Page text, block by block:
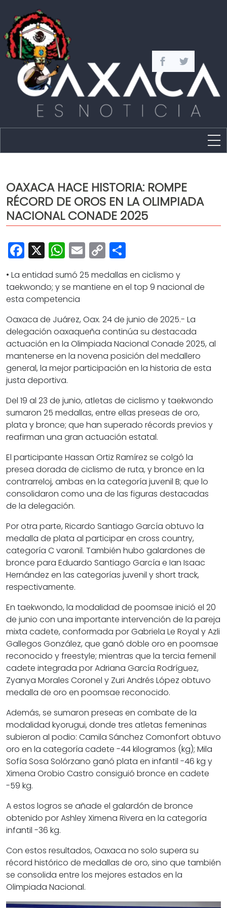
Capital
Policíaca
Cultura
Deportes
Opinión
OAXACA HACE HISTORIA: ROMPE
RÉCORD DE OROS EN LA OLIMPIADA
NACIONAL CONADE 2025
Facebook
X WhatsApp
Email
Copy
Link
• La entidad sumó 25 medallas en ciclismo y
taekwondo; y se mantiene en el top 9 nacional de
esta competencia
Oaxaca de Juárez, Oax. 24 de junio de 2025.- La
delegación oaxaqueña continúa su destacada
actuación en la Olimpiada Nacional Conade 2025, al
mantenerse en la novena posición del medallero
general, la mejor participación en la historia de esta
justa deportiva.
Del 19 al 23 de junio, atletas de ciclismo y taekwondo
sumaron 25 medallas, entre ellas preseas de oro,
plata y bronce; que han superado récords previos y
reafirman una gran actuación estatal.
El participante Hassan Ortiz Ramírez se colgó la
presea dorada de ciclismo de ruta, y bronce en la
contrarreloj, ambas en la categoría juvenil B; que lo
consolidaron como una de las figuras destacadas
de la delegación.
Por otra parte, Ricardo Santiago García obtuvo la
medalla de plata al participar en cross country,
categoría C varonil. También hubo galardones de
bronce para Eduardo Santiago García e Ian Isaac
Hernández en las categorías juvenil y short track,
respectivamente.
En taekwondo, la modalidad de poomsae inició el 20
de junio con una importante intervención de la pareja
mixta cadete, conformada por Gabriela Le Royal y Azli
Gallegos González, que ganó doble oro en poomsae
reconocido y freestyle; mientras que la tercia femenil
cadete integrada por Adriana García Rodríguez,
Zyanya Morales Coronel y Zuri Andrés López obtuvo
medalla de oro en poomsae reconocido.
Además, se sumaron preseas en combate de la
modalidad kyorugui, donde tres atletas femeninas
subieron al podio: Camila Sánchez Comonfort obtuvo
oro en la categoría cadete -44 kilogramos (kg); Mila
Sofía Sosa Solórzano ganó plata en infantil -46 kg y
Ximena Orobio Castro consiguió bronce en cadete
-59 kg.
A estos logros se añade el galardón de bronce
obtenido por Ashley Ximena Rivera en la categoría
infantil -36 kg.
Con estos resultados, Oaxaca no solo supera su
récord histórico de medallas de oro, sino que también
se consolida entre los mejores estados en la
Olimpiada Nacional.